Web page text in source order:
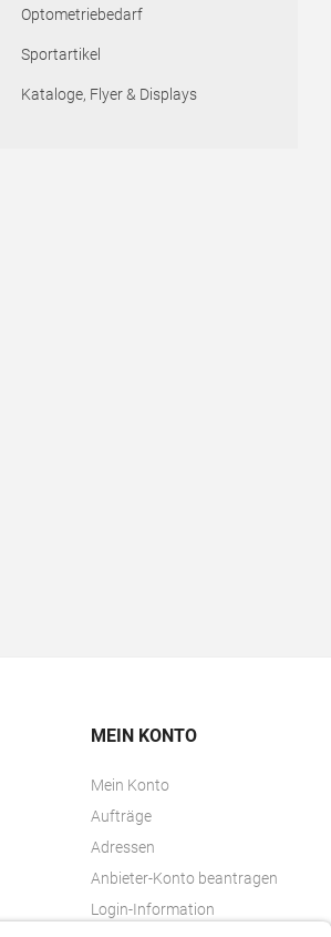
Optometriebedarf
Sportartikel
Kataloge, Flyer & Displays
MEIN KONTO
Mein Konto
Aufträge
Adressen
Anbieter-Konto beantragen
Login-Information